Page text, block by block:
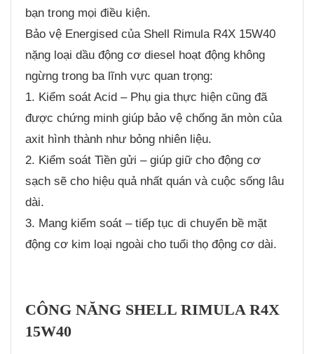
bạn trong mọi điều kiện.
Bảo vệ Energised của Shell Rimula R4X 15W40
nặng loại dầu động cơ diesel hoạt động không
ngừng trong ba lĩnh vực quan trọng:
1. Kiểm soát Acid – Phụ gia thực hiện cũng đã
được chứng minh giúp bảo vệ chống ăn mòn của
axit hình thành như bỏng nhiên liệu.
2. Kiểm soát Tiền gửi – giúp giữ cho động cơ
sạch sẽ cho hiệu quả nhất quán và cuộc sống lâu
dài.
3. Mang kiểm soát – tiếp tục di chuyển bề mặt
động cơ kim loại ngoài cho tuổi thọ động cơ dài.
CÔNG NĂNG SHELL RIMULA R4X
15W40